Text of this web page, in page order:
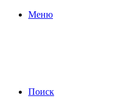
Меню
Поиск